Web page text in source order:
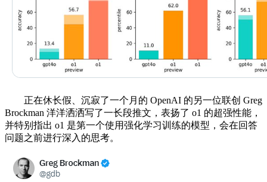
正在休长假、沉寂了一个月的 OpenAI 的另一位联创 Greg
Brockman 洋洋洒洒写了一长段推文，表扬了 o1 的超强性能，
并特别指出 o1 是第一个使用强化学习训练的模型，会在回答
问题之前进行深入的思考。